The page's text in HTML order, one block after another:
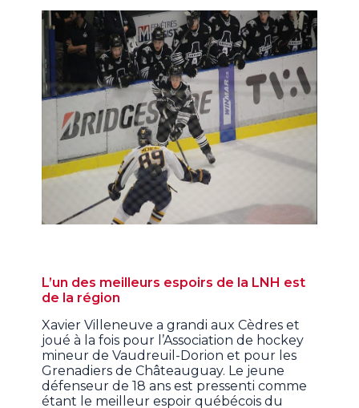
L’un des meilleurs espoirs de la LNH est
de la région
Xavier Villeneuve a grandi aux Cèdres et
joué à la fois pour l’Association de hockey
mineur de Vaudreuil-Dorion et pour les
Grenadiers de Châteauguay. Le jeune
défenseur de 18 ans est pressenti comme
étant le meilleur espoir québécois du